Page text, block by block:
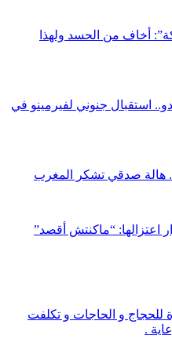
أخاف من الحسد ولهذا
استقبال جنوني لفيرمينو في
هالة صدقي تشكر المغرب
“ماكنتش أقصد”
للحجاج و الحاجات و تكلفت
.